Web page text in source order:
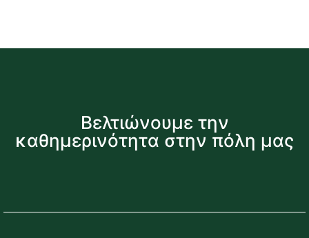
Βελτιώνουμε την
καθημερινότητα στην πόλη μας